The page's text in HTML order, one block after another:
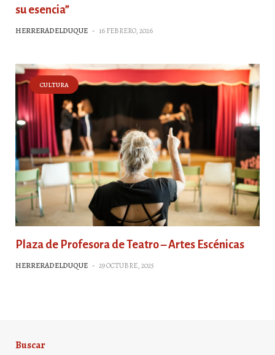
su esencia”
HERRERADELDUQUE - 16 FEBRERO, 2026
CULTURA
Plaza de Profesora de Teatro – Artes Escénicas
HERRERADELDUQUE - 29 OCTUBRE, 2025
Buscar